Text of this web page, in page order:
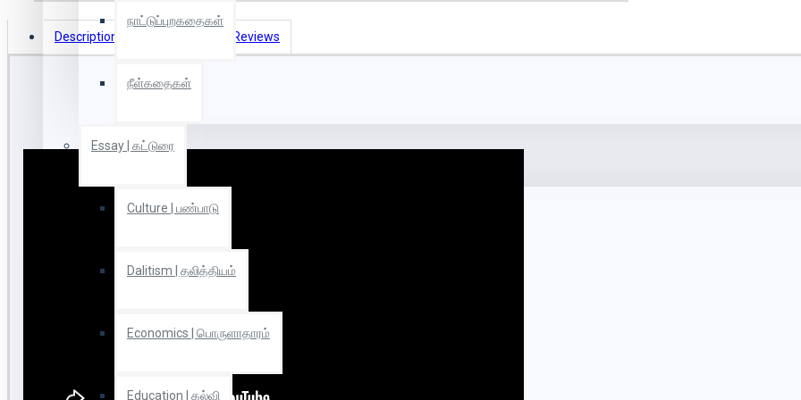
நாட்டுப்புறகதைகள்
நீள்கதைகள்
Essay | கட்டுரை
Culture | பண்பாடு
Dalitism | தலித்தியம்
Economics | பொருளாதாரம்
Education | கல்வி
Description Reviews